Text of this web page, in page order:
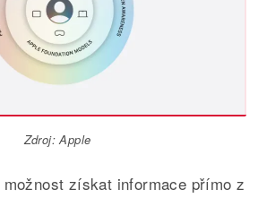
Zdroj: Apple
získat informace přímo z